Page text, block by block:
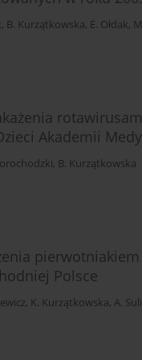
, B. Kurzątkowska, E. Ołdak,
Akademii
, B. Kurzątkowska
Polsce
, K. Kurzątkowska, A.